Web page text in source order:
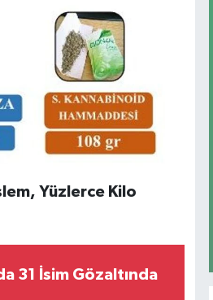
Yüzlerce Kilo
31 İsim Gözaltında